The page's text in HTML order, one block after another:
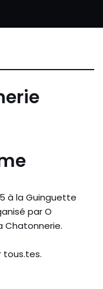
à la Guinguette
par O
Chatonnerie.
tous.tes.